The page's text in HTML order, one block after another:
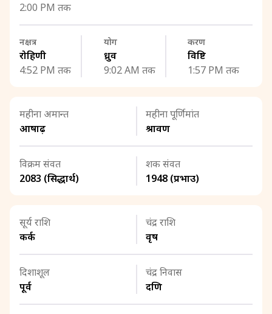
2:00 PM तक
नक्षत्र
रोहिणी
4:52 PM तक
योग
ध्रुव
9:02 AM तक
करण
विष्टि
1:57 PM तक
महीना अमान्त
आषाढ़
महीना पूर्णिमांत
श्रावण
विक्रम संवत
2083 (सिद्धार्थ)
शक संवत
1948 (प्रभाउ)
सूर्य राशि
कर्क
चंद्र राशि
वृष
दिशाशूल
पूर्व
चंद्र निवास
दक्षिण